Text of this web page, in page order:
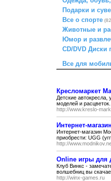
Подарки и
Все о спорте
Животные и
Юмор и
CD/DVD Диски
Все для
Кресломаркет
Детские
моделей и
http://www.kreslo-
Интернет-
Интернет-магазин
приобрести: UGG
http://
Online игры для
Клуб Винкс -
волшебниц вы
http://winx-games.ru